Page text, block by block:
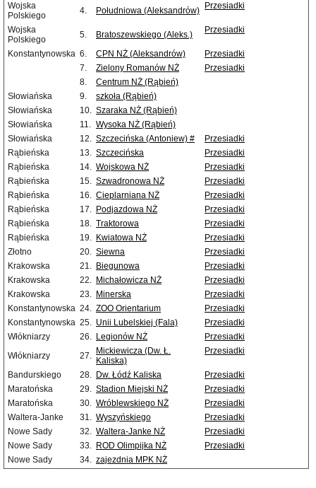
Wojska
Polskiego
4. Południowa (Aleksandrów) Przesiadki
Wojska
Polskiego
5. Bratoszewskiego (Aleks.) Przesiadki
Konstantynowska 6. CPN NŻ (Aleksandrów)
Przesiadki
7.
Zielony Romanów NŻ
Przesiadki
8.
Centrum NŻ (Rąbień)
Słowiańska
9.
szkoła (Rąbień)
Słowiańska
10. Szaraka NŻ (Rąbień)
Słowiańska
11. Wysoka NŻ (Rąbień)
Słowiańska
12. Szczecińska (Antoniew) #
Przesiadki
Rąbieńska
13. Szczecińska
Przesiadki
Rąbieńska
14. Wojskowa NŻ
Przesiadki
Rąbieńska
15. Szwadronowa NŻ
Przesiadki
Rąbieńska
16. Cieplarniana NŻ
Przesiadki
Rąbieńska
17. Podjazdowa NŻ
Przesiadki
Rąbieńska
18. Traktorowa
Przesiadki
Rąbieńska
19. Kwiatowa NŻ
Przesiadki
Złotno
20. Siewna
Przesiadki
Krakowska
21. Biegunowa
Przesiadki
Krakowska
22. Michałowicza NŻ
Przesiadki
Krakowska
23. Minerska
Przesiadki
Konstantynowska 24. ZOO Orientarium
Przesiadki
Konstantynowska 25. Unii Lubelskiej (Fala)
Przesiadki
Włókniarzy
26. Legionów NŻ
Przesiadki
Włókniarzy
27. Mickiewicza (Dw. Ł.
Kaliska)
Przesiadki
Bandurskiego 28. Dw. Łódź Kaliska
Przesiadki
Maratońska
29. Stadion Miejski NŻ
Przesiadki
Maratońska
30. Wróblewskiego NŻ
Przesiadki
Waltera-Janke
31. Wyszyńskiego
Przesiadki
Nowe Sady
32. Waltera-Janke NŻ
Przesiadki
Nowe Sady
33. ROD Olimpijka NŻ
Przesiadki
Nowe Sady
34. zajezdnia MPK NŻ